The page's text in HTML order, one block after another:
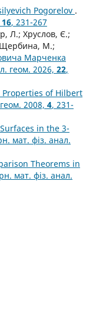
Pogorelov .
16, 231-267
Л.; Хруслов, Є.;
М.;
Марченка
геом. 2026, 22,
Properties of Hilbert
2008, 4, 231-
in the 3-
мат. фіз. анал.
Theorems in
мат. фіз. анал.